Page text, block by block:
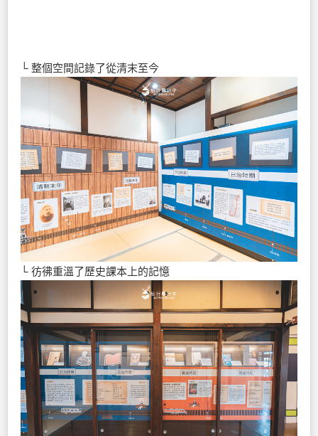
└ 整個空間記錄了從清末至今
└ 彷彿重溫了歷史課本上的記憶